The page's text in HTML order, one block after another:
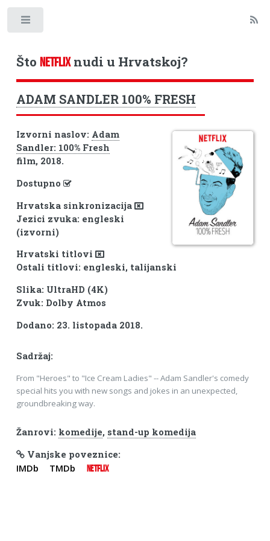
Što NETFLIXnudi u Hrvatskoj?
ADAM SANDLER 100% FRESH
Izvorni naslov: Adam
Sandler: 100% Fresh
film, 2018.
Dostupno
Hrvatska sinkronizacija
Jezici zvuka: engleski
(izvorni)
Hrvatski titlovi
Ostali titlovi: engleski, talijanski
Slika: UltraHD (4K)
Zvuk: Dolby Atmos
Dodano: 23. listopada 2018.
Sadržaj:
From "Heroes" to "Ice Cream Ladies" -- Adam Sandler's comedy
special hits you with new songs and jokes in an unexpected,
groundbreaking way.
Žanrovi: komedije, stand-up komedija
Vanjske poveznice:
IMDb TMDb NETFLIX